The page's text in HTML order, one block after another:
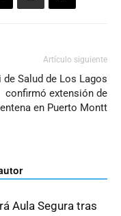
Artículo siguiente
de Salud de Los Lagos
confirmó extensión de
en Puerto Montt
Aula Segura tras